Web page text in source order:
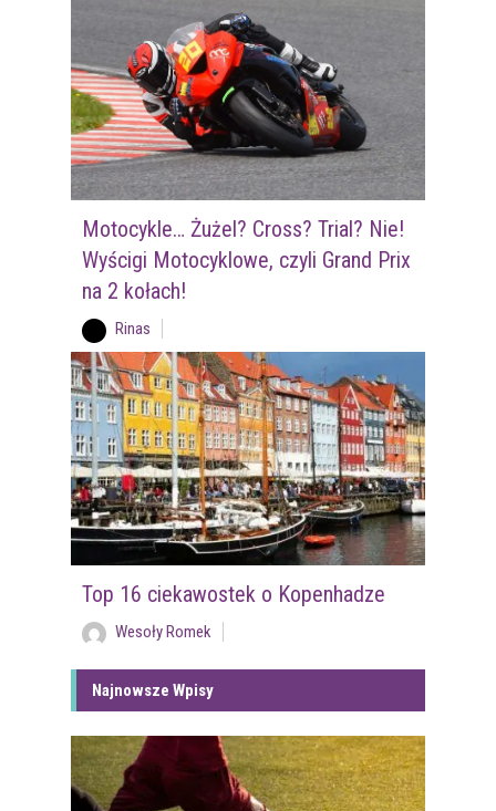
Motocykle… Żużel? Cross? Trial? Nie!
Wyścigi Motocyklowe, czyli Grand Prix
na 2 kołach!
Rinas
Top 16 ciekawostek o Kopenhadze
Wesoły Romek
Najnowsze Wpisy